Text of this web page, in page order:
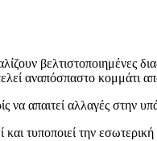
βελτιστοποιημένες
αναπόσπαστο κομμάτι
να απαιτεί αλλαγές στην
τυποποιεί την